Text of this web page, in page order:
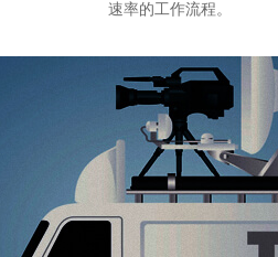
速率的工作流程。